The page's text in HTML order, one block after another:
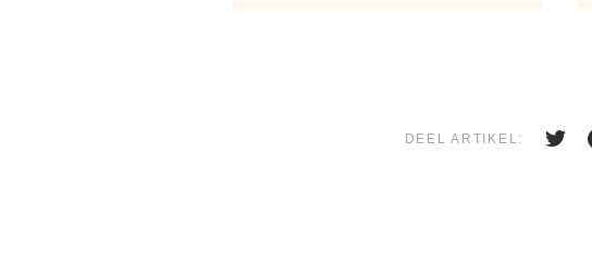
DEEL ARTIKEL: